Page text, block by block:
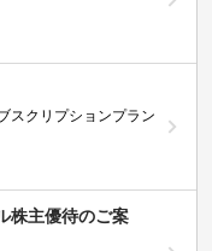
スクリプションプラン
株主優待のご案